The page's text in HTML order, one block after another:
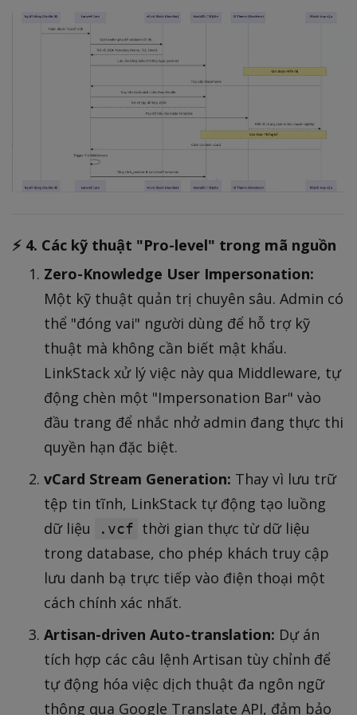
⚡ 4. Các kỹ thuật "Pro-level" trong mã nguồn
Zero-Knowledge User Impersonation:
Một kỹ thuật quản trị chuyên sâu. Admin có
thể "đóng vai" người dùng để hỗ trợ kỹ
thuật mà không cần biết mật khẩu.
LinkStack xử lý việc này qua Middleware, tự
động chèn một "Impersonation Bar" vào
đầu trang để nhắc nhở admin đang thực thi
quyền hạn đặc biệt.
vCard Stream Generation: Thay vì lưu trữ
tệp tin tĩnh, LinkStack tự động tạo luồng
dữ liệu
.vcf thời gian thực từ dữ liệu
trong database, cho phép khách truy cập
lưu danh bạ trực tiếp vào điện thoại một
cách chính xác nhất.
Artisan-driven Auto-translation: Dự án
tích hợp các câu lệnh Artisan tùy chỉnh để
tự động hóa việc dịch thuật đa ngôn ngữ
thông qua Google Translate API, đảm bảo